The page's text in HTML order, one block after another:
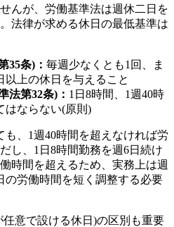
んが、労働基準法は週休二日を
法律が求める休日の最低基準は
35条)： 毎週少なくとも1回、ま
以上の休日を与えること
法第32条)： 1日8時間、1週40時
はならない(原則)
、1週40時間を超えなければ労
し、1日8時間勤務を週6日続け
時間を超えるため、実務上は週
の労働時間を短く調整する必要
意で設ける休日)の区別も重要